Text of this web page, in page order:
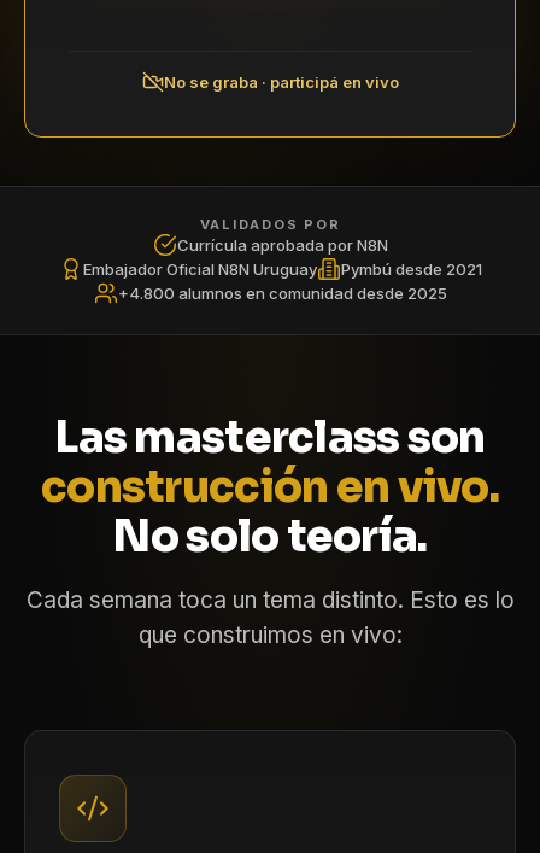
No se graba · participá en vivo
VALIDADOS POR
Currícula aprobada por N8N
Embajador Oficial N8N Uruguay
Pymbú desde 2021
+4.800 alumnos en comunidad desde 2025
Las masterclass son
construcción en vivo.
No solo teoría.
Cada semana toca un tema distinto. Esto es lo
que construimos en vivo: